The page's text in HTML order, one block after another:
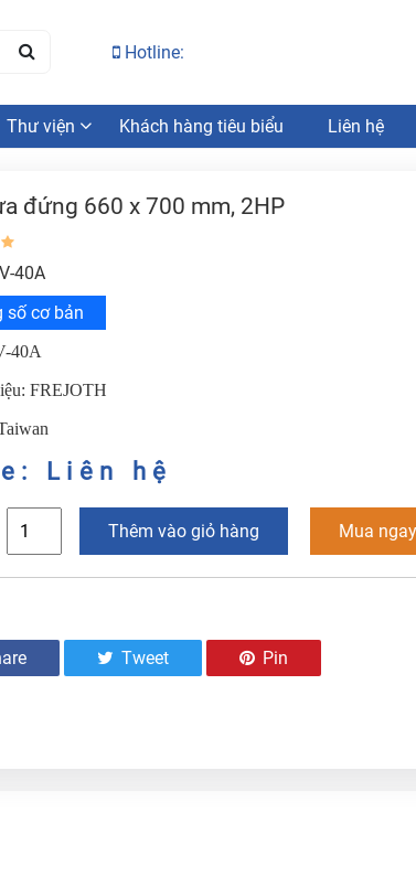
Hotline:
Thư viện Khách hàng tiêu biểu Liên hệ
đứng 660 x 700 mm, 2HP
40A
số cơ bản
40A
FREJOTH
Liên hệ
Thêm vào giỏ hàng Mua ngay
Tweet Pin